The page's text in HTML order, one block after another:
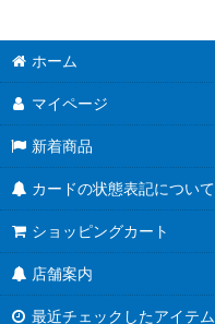
ホーム
マイページ
新着商品
カードの状態表記について
ショッピングカート
店舗案内
最近チェックしたアイテム